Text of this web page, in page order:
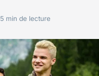
5 min de lecture